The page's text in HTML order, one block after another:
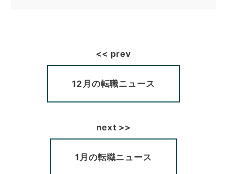
12月の転職ニュース
1月の転職ニュース